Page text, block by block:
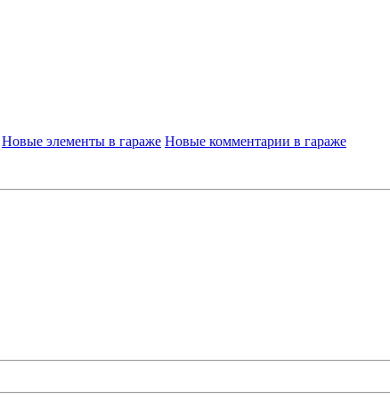
Новые элементы в гараже Новые комментарии в гараже